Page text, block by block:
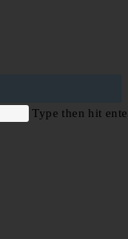
Type then hit